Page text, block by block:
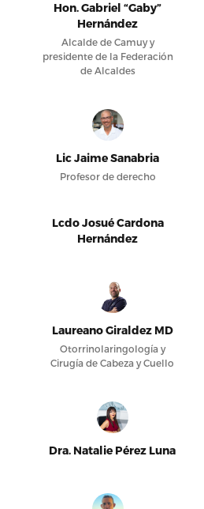
Hon. Gabriel “Gaby”
Hernández
Alcalde de Camuy y
presidente de la Federación
de Alcaldes
Lic Jaime Sanabria
Profesor de derecho
Lcdo Josué Cardona
Hernández
Laureano Giraldez MD
Otorrinolaringología y
Cirugía de Cabeza y Cuello
Dra. Natalie Pérez Luna